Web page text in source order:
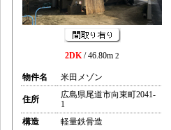
2DK/ 46.80m 2
物件名 米田メゾン
住所
広島県尾道市向東町2041-
1
構造
軽量鉄骨造